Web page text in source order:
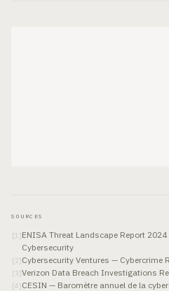
SOURCES
[1 ]ENISA Threat Landscape Report
Cybersecurity
[2]Cybersecurity Ventures — Cybercrime
[ 3]Verizon Data Breach Investigations
[4 ]CESIN — Baromètre annuel de la